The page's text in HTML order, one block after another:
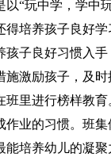
以“玩中学，学中
得培养孩子良好
孩子良好习惯入
施激励孩子，及
班里进行榜样教
作业的习惯。班
培养幼儿的凝